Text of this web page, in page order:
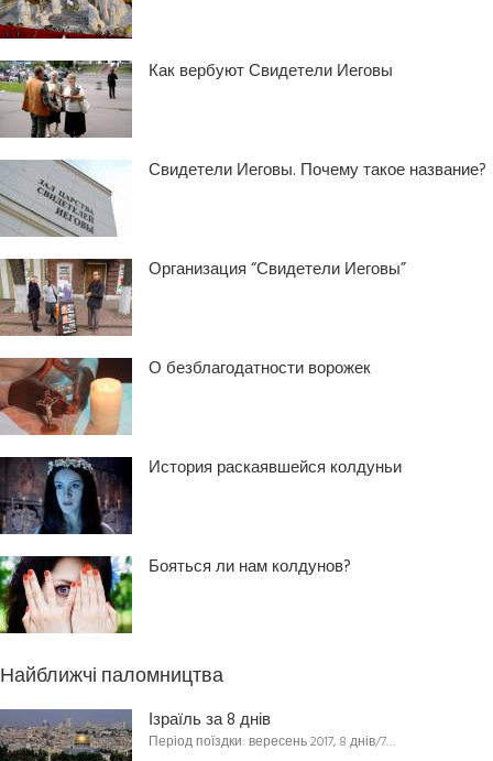
Как вербуют Свидетели Иеговы
Свидетели Иеговы. Почему такое название?
Организация “Свидетели Иеговы”
О безблагодатности ворожек
История раскаявшейся колдуньи
Бояться ли нам колдунов?
Найближчі паломництва
Ізраїль за 8 днів
Період поїздки: вересень 2017, 8 днів/7…